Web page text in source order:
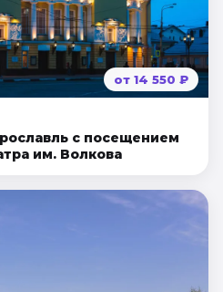
от 14 550 ₽
с посещением
им. Волкова